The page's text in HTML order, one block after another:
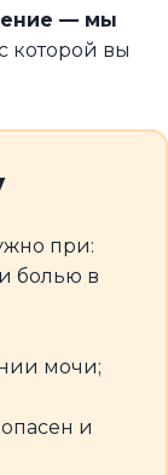
— мы
которой вы
при:
болью в
мочи;
и